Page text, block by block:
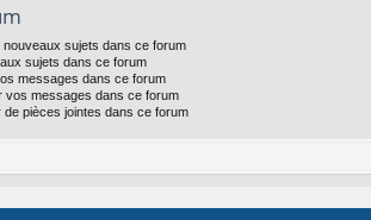
nouveaux sujets dans ce forum
sujets dans ce forum
messages dans ce forum
vos messages dans ce forum
de pièces jointes dans ce forum